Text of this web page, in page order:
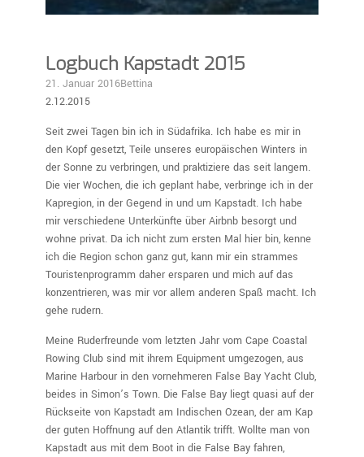
Logbuch Kapstadt 2015
21. Januar 2016Bettina
2.12.2015
Seit zwei Tagen bin ich in Südafrika. Ich habe es mir in
den Kopf gesetzt, Teile unseres europäischen Winters in
der Sonne zu verbringen, und praktiziere das seit langem.
Die vier Wochen, die ich geplant habe, verbringe ich in der
Kapregion, in der Gegend in und um Kapstadt. Ich habe
mir verschiedene Unterkünfte über Airbnb besorgt und
wohne privat. Da ich nicht zum ersten Mal hier bin, kenne
ich die Region schon ganz gut, kann mir ein strammes
Touristenprogramm daher ersparen und mich auf das
konzentrieren, was mir vor allem anderen Spaß macht. Ich
gehe rudern.
Meine Ruderfreunde vom letzten Jahr vom Cape Coastal
Rowing Club sind mit ihrem Equipment umgezogen, aus
Marine Harbour in den vornehmeren False Bay Yacht Club,
beides in Simon’s Town. Die False Bay liegt quasi auf der
Rückseite von Kapstadt am Indischen Ozean, der am Kap
der guten Hoffnung auf den Atlantik trifft. Wollte man von
Kapstadt aus mit dem Boot in die False Bay fahren,